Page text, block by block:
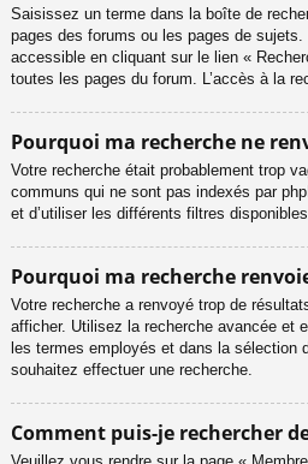
Saisissez un terme dans la boîte de
pages des forums ou les pages de
accessible en cliquant sur le lien «
toutes les pages du forum. L’accès à la
Pourquoi ma recherche ne
Votre recherche était probablement trop
communs qui ne sont pas indexés par
et d’utiliser les différents filtres
Pourquoi ma recherche
Votre recherche a renvoyé trop de
afficher. Utilisez la recherche avancée et
les termes employés et dans la sélection
souhaitez effectuer une recherche.
Comment puis-je rechercher